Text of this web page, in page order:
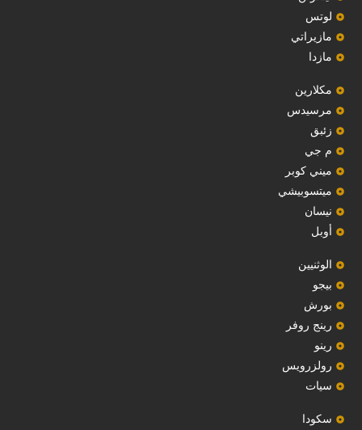
‏لوتس‏
مازيراتي
مازدا
مكلارين
مرسيدس
‏زئبق‏
م جي
ميني كوبر
ميتسوبيشي
نيسان
أوبل
‏الوثنيين‏
بيجو
بورش
رينج روفر
رينو
رولزرويس
سيات
سكودا